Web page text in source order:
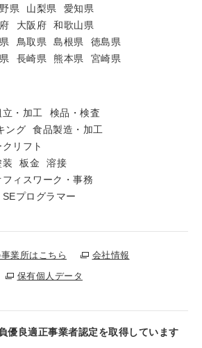
県 山梨県
愛知県
大阪府
和歌山県
鳥取県 島根県
徳島県
長崎県 熊本県
宮崎県
立・加工
検品・検査
ング
食品製造・加工
リフト
装 板金
溶接
フィスワーク・事務
SEプログラマー
業所はこちら
会社情報
保有個人データ
優良適正事業者認定を取得しています